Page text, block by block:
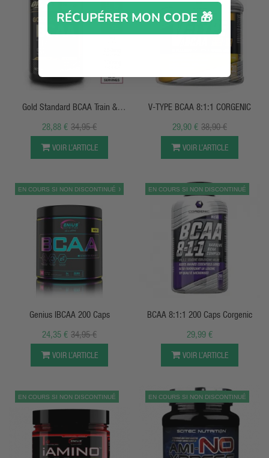
APERÇU RAPIDE
Gold Standard BCAA Train &
Sustain34,95 €
28,88 €
VOIR L’ARTICLE
APERÇU RAPIDE
V-TYPE BCAA 8:1:1 CORGENIC
38,90 €
29,90 €
VOIR L’ARTICLE
PROMO
EN COURS SI NON DISCONTINUÉ
APERÇU RAPIDE
Genius IBCAA 200 Caps
34,95 €
24,35 €
VOIR L’ARTICLE
EN COURS SI NON DISCONTINUÉ
APERÇU RAPIDE
BCAA 8:1:1 200 Caps Corgenic
29,99 €
VOIR L’ARTICLE
EN COURS SI NON DISCONTINUÉ EN COURS SI NON DISCONTINUÉ
RÉCUPÉRER MON CODE 🎁